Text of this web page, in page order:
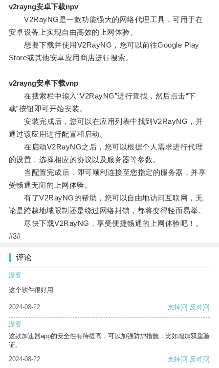
v2rayng安卓下载npv
V2RayNG是一款功能强大的网络代理工具，可用于在
安卓设备上实现自由高效的上网体验。
想要下载并使用V2RayNG，您可以前往Google Play
Store或其他安卓应用商店进行搜索。
v2rayng安卓下载vnp
在搜索栏中输入“V2RayNG”进行查找，然后点击“下
载”按钮即可开始安装。
安装完成后，您可以在应用列表中找到V2RayNG，并
通过该应用进行配置和启动。
在启动V2RayNG之后，您可以根据个人需求进行代理
的设置，选择相应的协议以及服务器等参数。
当配置完成后，即可顺利连接至您指定的服务器，并享
受畅通无阻的上网体验。
有了V2RayNG的帮助，您可以自由地访问互联网，无
论是跨越地域限制还是绕过网络封锁，都将变得轻而易举。
尽快下载V2RayNG，享受便捷畅通的上网体验吧！。
#3#
评论
游客
这个软件很好用
2024-08-22 支持[0] 反对[0]
游客
这款加速器app的安全性有待提高，可以加强防护措施，比如增加双重验
证。
2024-08-22
支持[0] 反对[0]